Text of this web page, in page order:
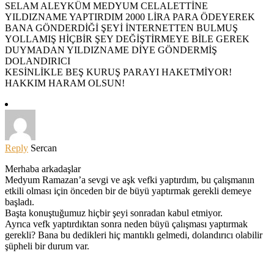
SELAM ALEYKÜM MEDYUM CELALETTİNE
YILDIZNAME YAPTIRDIM 2000 LİRA PARA ÖDEYEREK
BANA GÖNDERDİĞİ ŞEYİ İNTERNETTEN BULMUŞ
YOLLAMIŞ HİÇBİR ŞEY DEĞİŞTİRMEYE BİLE GEREK
DUYMADAN YILDIZNAME DİYE GÖNDERMİŞ
DOLANDIRICI
KESİNLİKLE BEŞ KURUŞ PARAYI HAKETMİYOR!
HAKKIM HARAM OLSUN!
Reply Sercan
Merhaba arkadaşlar
Medyum Ramazan’a sevgi ve aşk vefki yaptırdım, bu çalışmanın
etkili olması için önceden bir de büyü yaptırmak gerekli demeye
başladı.
Başta konuştuğumuz hiçbir şeyi sonradan kabul etmiyor.
Ayrıca vefk yaptırdıktan sonra neden büyü çalışması yaptırmak
gerekli? Bana bu dedikleri hiç mantıklı gelmedi, dolandırıcı olabilir
şüpheli bir durum var.